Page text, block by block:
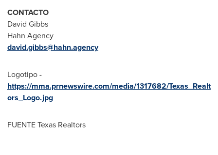
CONTACTO
David Gibbs
Hahn Agency
david.gibbs@hahn.agency
Logotipo -
https://mma.prnewswire.com/media/1317682/Texas_Realt
ors_Logo.jpg
FUENTE Texas Realtors